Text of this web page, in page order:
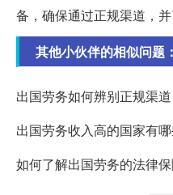
备，确保通过正规渠道，并
其他小伙伴的相似问题：
出国劳务如何辨别正规渠道
出国劳务收入高的国家有哪
如何了解出国劳务的法律保